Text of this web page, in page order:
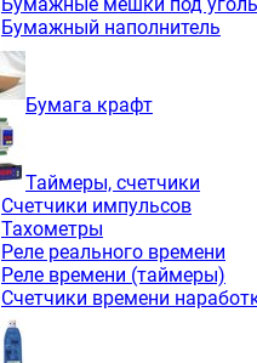
Компактные мотор-
Вибраторы INNORED
Вариаторы INNORED
Бумажный наполнитель
Бумага крафт
Таймеры, счетчики
Счетчики импульсов
Тахометры
Реле реального времени
Реле времени (таймеры)
Счетчики времени